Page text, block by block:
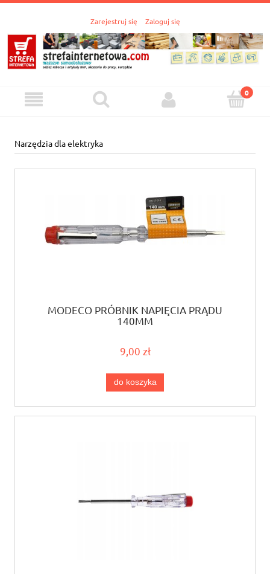
Zarejestruj się Zaloguj się
Narzędzia dla elektryka
MODECO PRÓBNIK NAPIĘCIA PRĄDU
140MM
9,00 zł
do koszyka